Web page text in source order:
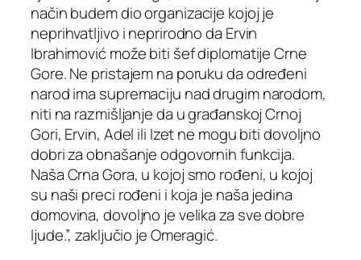
način budem dio organizacije kojoj je
neprihvatljivo i neprirodno da Ervin
Ibrahimović može biti šef diplomatije Crne
Gore. Ne pristajem na poruku da određeni
narod ima supremaciju nad drugim narodom,
niti na razmišljanje da u građanskoj Crnoj
Gori, Ervin, Adel ili Izet ne mogu biti dovoljno
dobri za obnašanje odgovornih funkcija.
Naša Crna Gora, u kojoj smo rođeni, u kojoj
su naši preci rođeni i koja je naša jedina
domovina, dovoljno je velika za sve dobre
ljude.”, zaključio je Omeragić.